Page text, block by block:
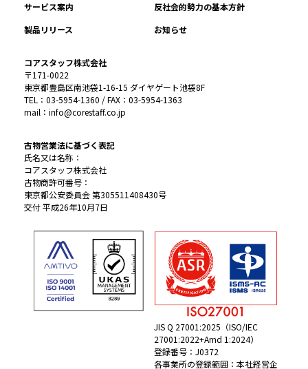
サービス案内
反社会的勢力の基本方針
製品リリース
お知らせ
コアスタッフ株式会社
〒171-0022
東京都豊島区南池袋1-16-15 ダイヤゲート池袋8F
TEL：03-5954-1360 / FAX：03-5954-1363
mail：info@corestaff.co.jp
古物営業法に基づく表記
氏名又は名称：
コアスタッフ株式会社
古物商許可番号：
東京都公安委員会 第305511408430号
交付 平成26年10月7日
JIS Q 27001:2025（ISO/IEC
27001:2022+Amd 1:2024）
登録番号：J0372
各事業所の登録範囲：本社経営企